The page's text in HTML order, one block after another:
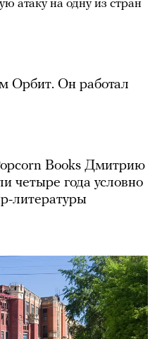
атаку на одну из стран
Орбит. Он работал
Books Дмитрию
четыре года условно
литературы